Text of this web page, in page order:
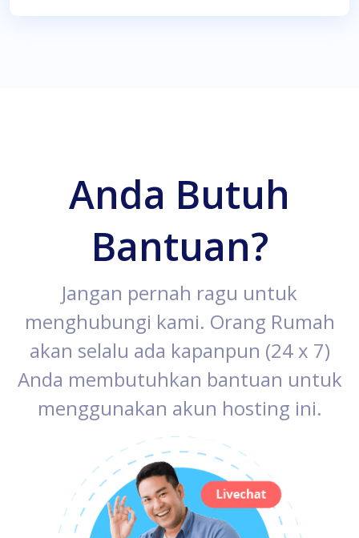
Anda Butuh
Bantuan?
Jangan pernah ragu untuk
menghubungi kami. Orang Rumah
akan selalu ada kapanpun (24 x 7)
Anda membutuhkan bantuan untuk
menggunakan akun hosting ini.